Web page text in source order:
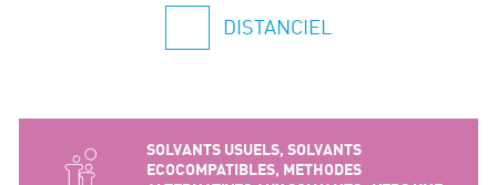
DISTANCIEL
SOLVANTS USUELS, SOLVANTS
ECOCOMPATIBLES, METHODES